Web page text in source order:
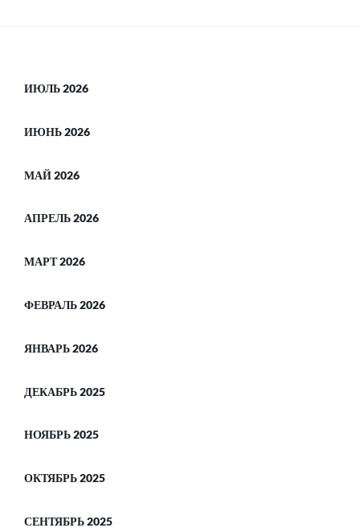
ИЮЛЬ 2026
ИЮНЬ 2026
МАЙ 2026
АПРЕЛЬ 2026
МАРТ 2026
ФЕВРАЛЬ 2026
ЯНВАРЬ 2026
ДЕКАБРЬ 2025
НОЯБРЬ 2025
ОКТЯБРЬ 2025
СЕНТЯБРЬ 2025